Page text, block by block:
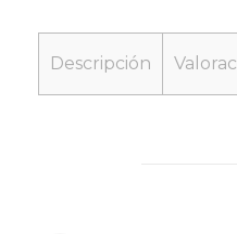
Descripción